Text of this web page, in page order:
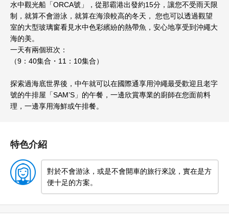
水中觀光船 「ORCA號」， 從那霸港出發約15分， 讓您不受雨天限
制，就算不會游泳，就算在海浪較高的冬天， 您也可以透過觀望
室的大型玻璃窗看見水中色彩繽紛的熱帶魚， 安心地享受到沖繩大
海的美。
一天有兩個班次：
（9：40集合・11：10集合）
探索過海底世界後，中午就可以在國際通享用沖繩最受歡迎且老字
號的牛排屋「SAM’S」的午餐，一邊欣賞專業的廚師在您面前料
理，一邊享用海鮮或午排餐。
特色介紹
對於不會游泳，或是不會開車的旅行來說，實在是方
便十足的方案。